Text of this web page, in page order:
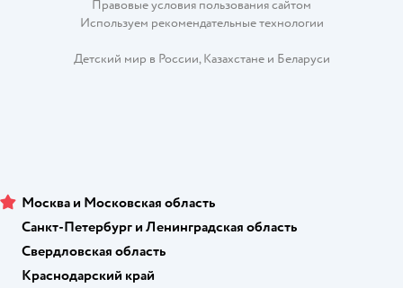
Правовые условия пользования сайтом
Используем рекомендательные технологии
Детский мир в России,Казахстанеи Беларуси
Москва и Московская область
Санкт-Петербург и Ленинградская область
Свердловская область
Краснодарский край